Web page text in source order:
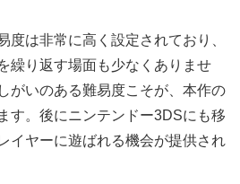
度は非常に高く設定されており、
繰り返す場面も少なくありませ
がいのある難易度こそが、本作の
す。後にニンテンドー3DSにも移
イヤーに遊ばれる機会が提供され